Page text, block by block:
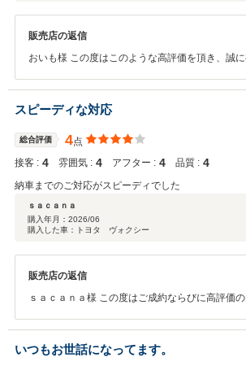
販売店の返信
おいも様 この度はこのような高評価を頂き、誠
に対し誠意をもってご対応させて頂いておりま
交換、車検等々お気軽にお立ち寄り頂ければ幸い
いお付き合いの程、宜しくお願い申し上げます。
スピーディな対応
総合評価 4点
接客 : 4 雰囲気 : 4 アフター : 4 品質 : 4
納車までのご対応がスピーディでした
ｓａｃａｎａ
購入年月： 2026/06
購入した車：トヨタ ヴォクシー
販売店の返信
ｓａｃａｎａ様 この度はご成約ならびに高評価
しく思います。お客様に安心して納車日を迎え
つ丁寧な対応を心掛けておりますので、このよう
はスタッフ一同の励みになります。今後もお車に
いつもお世話になってます。